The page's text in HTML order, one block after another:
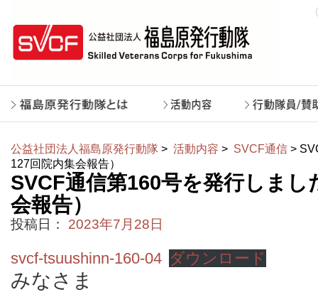
公益社団法人福島原発行動隊 > 活動内容 > SVCF通信 >
127回院内集会報告）
SVCF通信第160号を発行しまし
会報告）
投稿日： 2023年7月28日
svcf-tsuushinn-160-04 ダウンロード
みなさま